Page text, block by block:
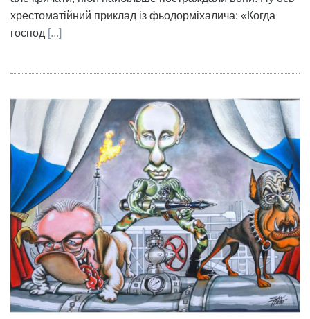
хрестоматійний приклад із фьодорміхалича: «Когда
господ [...]